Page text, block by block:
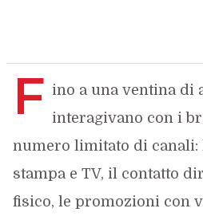
F ino a una ventina di
interagivano con i
numero limitato di
stampa e TV, il contatto
fisico, le promozioni con